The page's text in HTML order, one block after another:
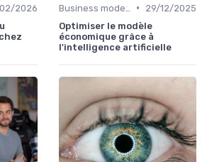
2026
•
29/12/2025
Optimiser le modèle
économique grâce à
l'intelligence artificielle